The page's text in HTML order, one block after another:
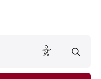
ONLINE lesen